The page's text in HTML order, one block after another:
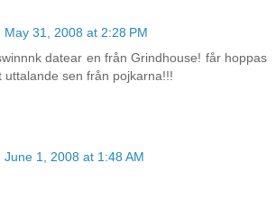
May 31, 2008 at 2:28 PM
datear en från Grindhouse! får hoppas
uttalande sen från pojkarna!!!
June 1, 2008 at 1:48 AM